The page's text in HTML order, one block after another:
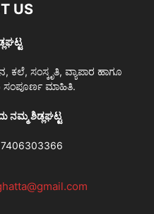
US
ಕಲೆ, ಸಂಸ್ಕೃತಿ, ವ್ಯಾಪಾರ ಹಾಗೂ
ಸಂಪೂರ್ಣ ಮಾಹಿತಿ.
ನಮ್ಮ ಶಿಡ್ಲಘಟ್ಟ